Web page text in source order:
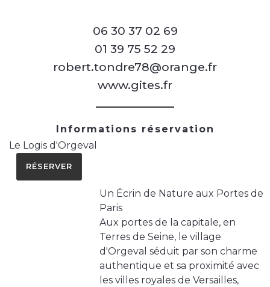
06 30 37 02 69
01 39 75 52 29
robert.tondre78@orange.fr
www.gites.fr
Informations réservation
Le Logis d'Orgeval
RÉSERVER
Un Écrin de Nature aux Portes de
Paris
Aux portes de la capitale, en
Terres de Seine, le village
d'Orgeval séduit par son charme
authentique et sa proximité avec
les villes royales de Versailles,